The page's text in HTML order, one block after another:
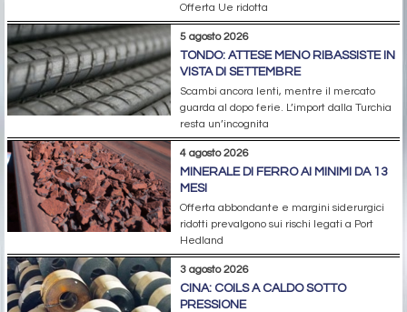
Offerta Ue ridotta
5 agosto 2026
TONDO: ATTESE MENO RIBASSISTE IN
VISTA DI SETTEMBRE
Scambi ancora lenti, mentre il mercato
guarda al dopo ferie. L’import dalla Turchia
resta un’incognita
4 agosto 2026
MINERALE DI FERRO AI MINIMI DA 13
MESI
Offerta abbondante e margini siderurgici
ridotti prevalgono sui rischi legati a Port
Hedland
3 agosto 2026
CINA: COILS A CALDO SOTTO
PRESSIONE